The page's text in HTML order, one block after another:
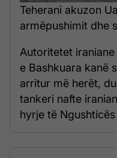
Teherani akuzon
armëpushimit dhe
Autoritetet
e Bashkuara kanë
arritur më herët,
tankeri nafte
hyrje të